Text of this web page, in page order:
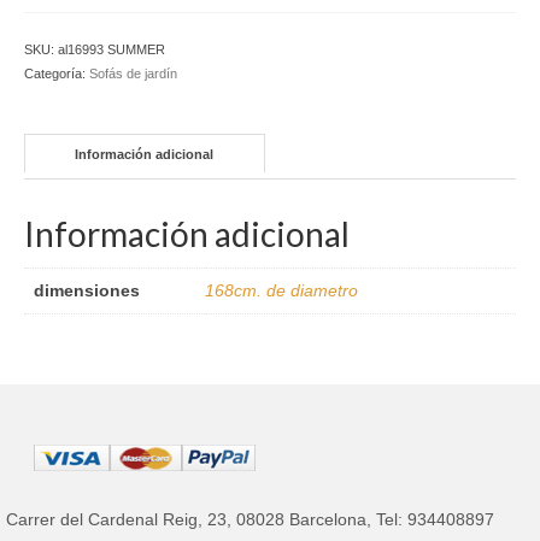
SKU: al16993 SUMMER
Categoría: Sofás de jardín
Información adicional
Información adicional
dimensiones 168cm. de diametro
Carrer del Cardenal Reig, 23, 08028 Barcelona, Tel: 934408897